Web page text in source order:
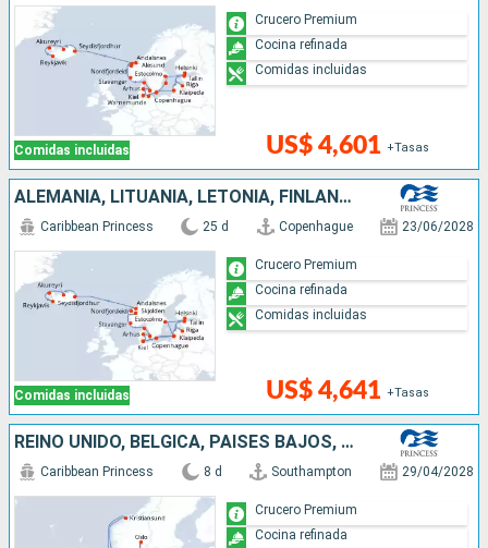
Comidas incluidas US$ 4,601 +Tasas
Crucero Premium
Cocina refinada
Comidas incluidas
ALEMANIA, LITUANIA, LETONIA, FINLANDIA, ESTONIA, SUECIA, DINAMARCA, NORUEGA, ISLANDIA
Comidas incluidas
Caribbean Princess 25 d Copenhague 23/06/2028
US$ 4,641 +Tasas
Crucero Premium
Cocina refinada
Comidas incluidas
REINO UNIDO, BÉLGICA, PAISES BAJOS, NORUEGA, DINAMARCA
Caribbean Princess 8 d Southampton 29/04/2028
Crucero Premium
Cocina refinada